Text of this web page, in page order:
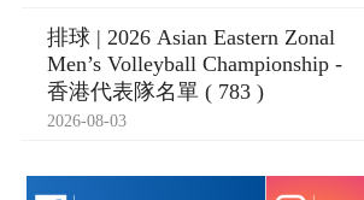
排球 | 2026 Asian Eastern Zonal
Men’s Volleyball Championship -
香港代表隊名單 ( 783 )
2026-08-03